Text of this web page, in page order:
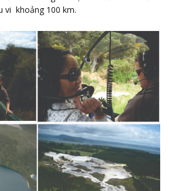
vi khoảng 100 km.